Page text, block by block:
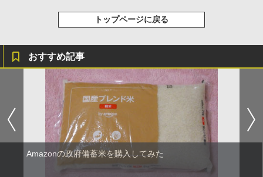
トップページに戻る
おすすめ記事
Amazonの政府備蓄米を購入してみた